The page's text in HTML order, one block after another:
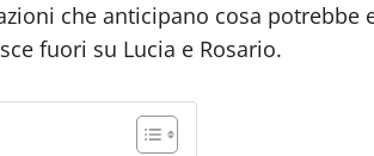
che anticipano cosa potrebbe
fuori su Lucia e Rosario.